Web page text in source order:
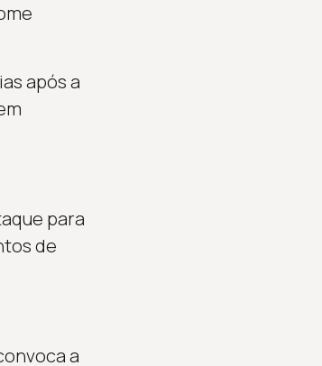
após a
para
de
a